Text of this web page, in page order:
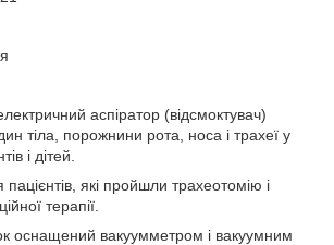
аспіратор (відсмоктувач)
тіла, порожнини рота, носа і трахеї у
і дітей.
пацієнтів, які пройшли трахеотомію і
терапії.
оснащений вакуумметром і вакуумним